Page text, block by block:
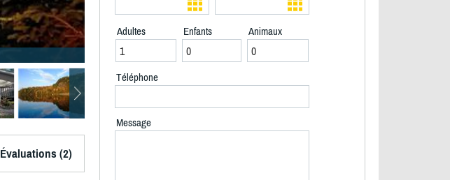
Évaluations (2)
Adultes Enfants Animaux
Téléphone
Message